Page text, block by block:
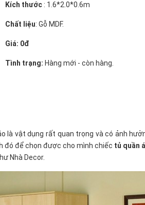
Kích thước : 1.6*2.0*0.6m
Chất liệu: Gỗ MDF.
Giá: 0đ
Tình trạng: Hàng mới - còn hàng.
vật dụng rất quan trọng và có ảnh
đó để chọn được cho mình chiếc tủ quần
Nhà Decor.